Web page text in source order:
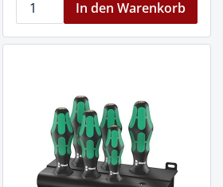
In den Warenkorb